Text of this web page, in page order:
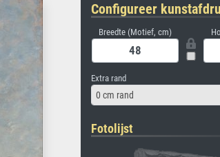
Configureer
Breedte (Motief, cm)
Extra rand
0 cm rand
Fotolijst